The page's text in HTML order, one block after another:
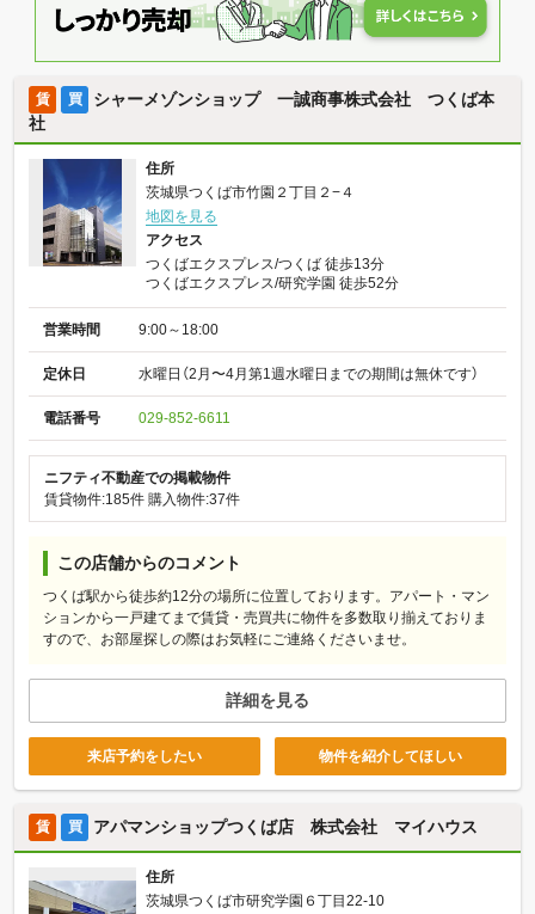
賃 買
シャーメゾンショップ 一誠商事株式会社 つくば本
社
住所
茨城県つくば市竹園２丁目２−４
地図を見る
アクセス
つくばエクスプレス/つくば 徒歩13分
つくばエクスプレス/研究学園 徒歩52分
営業時間 9:00～18:00
定休日 水曜日（2月〜4月第1週水曜日までの期間は無休です）
電話番号 029-852-6611
ニフティ不動産での掲載物件
賃貸物件:185件 購入物件:37件
この店舗からのコメント
つくば駅から徒歩約12分の場所に位置しております。アパート・マン
ションから一戸建てまで賃貸・売買共に物件を多数取り揃えておりま
すので、お部屋探しの際はお気軽にご連絡くださいませ。
詳細を見る
来店予約をしたい 物件を紹介してほしい
賃 買 アパマンショップつくば店 株式会社 マイハウス
住所
茨城県つくば市研究学園６丁目22-10